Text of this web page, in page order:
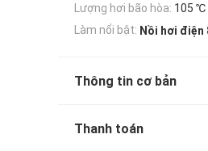
Lượng hơi bão hòa: 105 ℃
Làm nổi bật: Nồi hơi điện
Thông tin cơ bản
Thanh toán